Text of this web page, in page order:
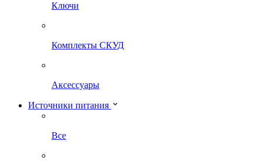
Ключи
Комплекты СКУД
Аксессуары
Источники питания
Все